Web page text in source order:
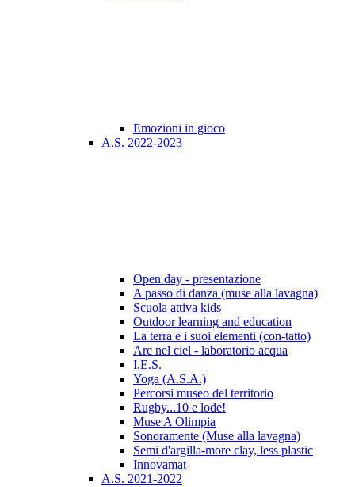
Emozioni in gioco
A.S. 2022-2023
Open day - presentazione
A passo di danza (muse alla lavagna)
Scuola attiva kids
Outdoor learning and education
La terra e i suoi elementi (con-tatto)
Arc nel ciel - laboratorio acqua
I.E.S.
Yoga (A.S.A.)
Percorsi museo del territorio
Rugby...10 e lode!
Muse A Olimpia
Sonoramente (Muse alla lavagna)
Semi d'argilla-more clay, less plastic
Innovamat
A.S. 2021-2022